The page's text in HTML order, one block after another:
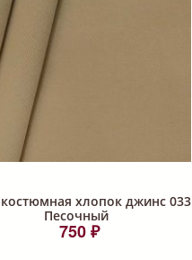
хлопок джинс 033
Песочный
750 ₽